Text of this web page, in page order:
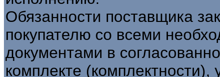
Обязанности поставщика
покупателю со всеми
документами в
комплекте (комплектности),